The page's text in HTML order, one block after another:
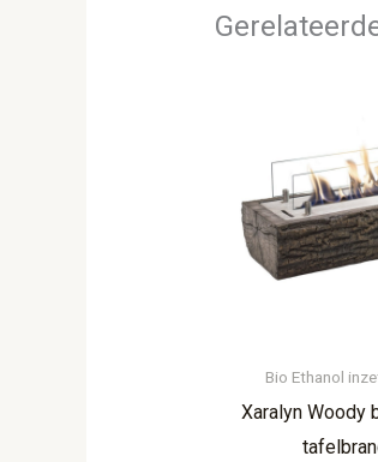
Bio Ethanol
Xaralyn Woody